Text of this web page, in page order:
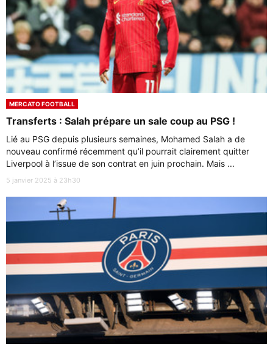
MERCATO FOOTBALL
Transferts : Salah prépare un sale coup au PSG !
Lié au PSG depuis plusieurs semaines, Mohamed Salah a de
nouveau confirmé récemment qu’il pourrait clairement quitter
Liverpool à l’issue de son contrat en juin prochain. Mais ...
5 janvier 2025 à 23h30